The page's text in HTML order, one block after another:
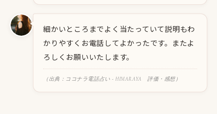
細かいところまでよく当たっていて説明もわ
かりやすくお電話してよかったです。またよ
ろしくお願いいたします。
（出典：ココナラ電話占い - HIMARAYA 評価・感想）